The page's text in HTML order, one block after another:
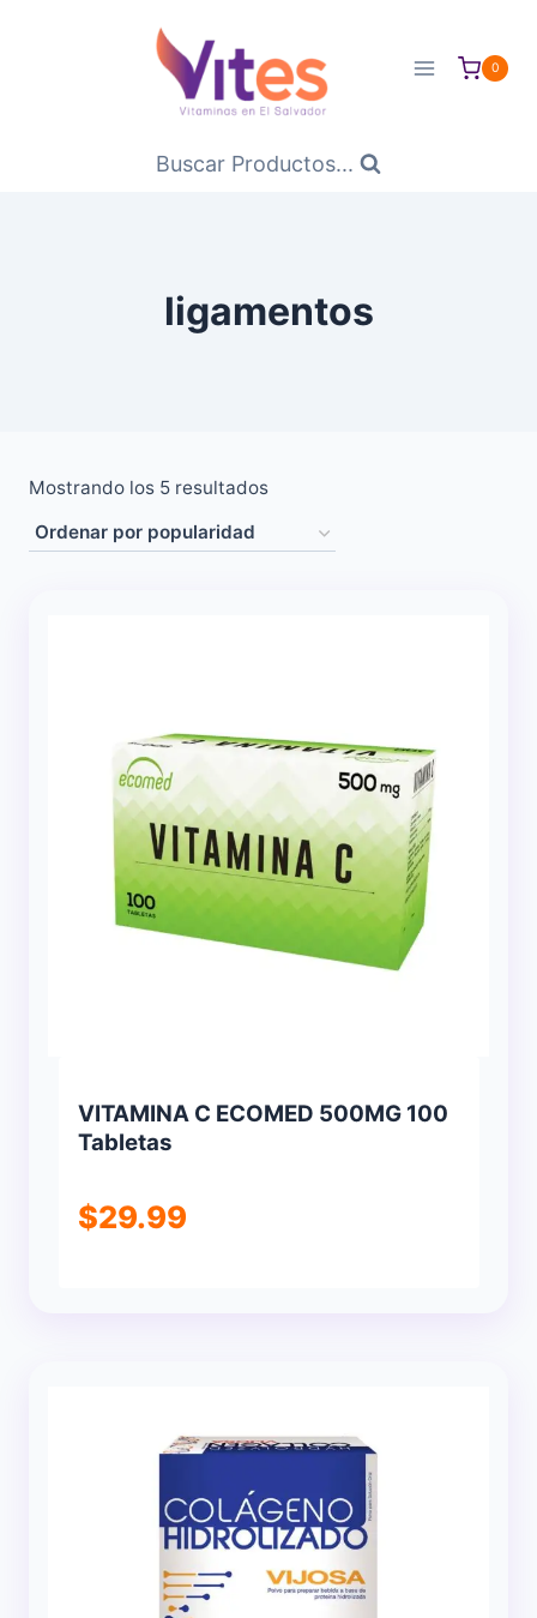
0
Buscar Productos...
ligamentos
Mostrando los 5 resultadosOrdenado
popularidad
VITAMINA C ECOMED 500MG 100
Tabletas
$29.99